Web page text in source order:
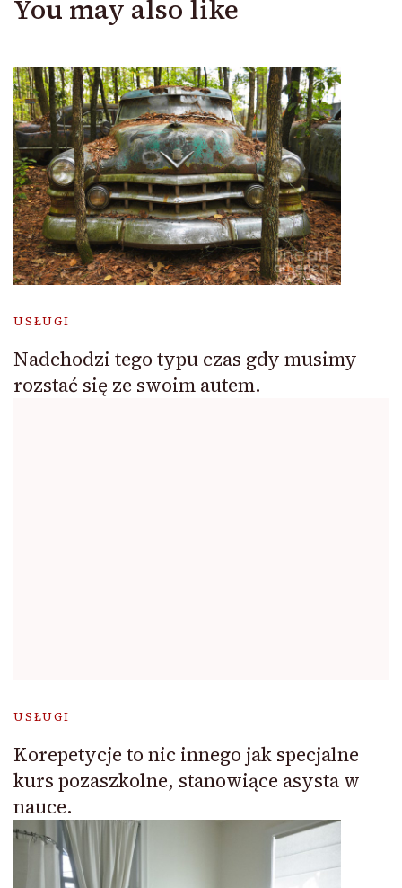
You may also like
USŁUGI
Nadchodzi tego typu czas gdy musimy
rozstać się ze swoim autem.
USŁUGI
Korepetycje to nic innego jak specjalne
kurs pozaszkolne, stanowiące asysta w
nauce.